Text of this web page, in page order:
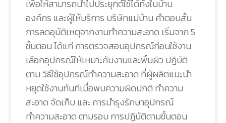
เพื่อให้สามารถนำไปประยุกต์ใช้ได้ทั้งในบ้าน
องค์กร และผู้ให้บริการ บริษัทแม่บ้าน คำตอบสั้น
การลดอุบัติเหตุจากงานทำความสะอาด เริ่มจาก 5
ขั้นตอน ได้แก่ การตรวจสอบอุปกรณ์ก่อนใช้งาน
เลือกอุปกรณ์ให้เหมาะกับงานและพื้นผิว ปฏิบัติ
ตาม วิธีใช้อุปกรณ์ทำความสะอาด ที่ผู้ผลิตแนะนำ
หยุดใช้งานทันทีเมื่อพบความผิดปกติ ทำความ
สะอาด จัดเก็บ และ การบำรุงรักษาอุปกรณ์
ทำความสะอาด ตามรอบ การปฏิบัติตามขั้นตอน